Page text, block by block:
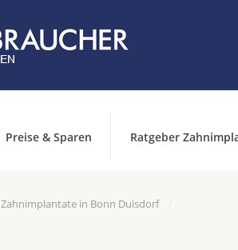
Preise & Sparen Ratgeber
Zahnimplantate in Bonn Duisdorf